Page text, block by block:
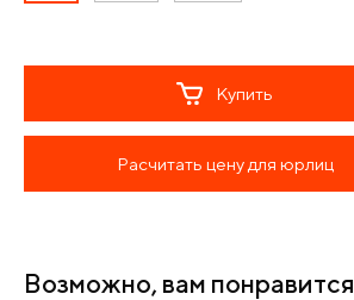
Купить
Расчитать цену для юрлиц
Возможно, вам понравится